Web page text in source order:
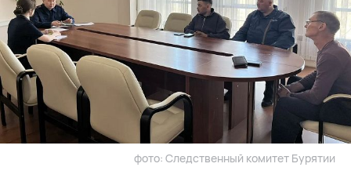
фото: Следственный комитет Бурятии